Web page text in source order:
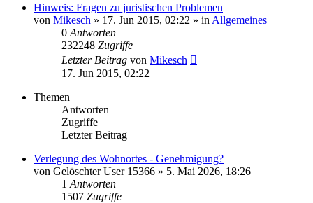
Hinweis: Fragen zu juristischen Problemen
von Mikesch » 17. Jun 2015, 02:22 » in Allgemeines
0 Antworten
232248 Zugriffe
Letzter Beitrag von Mikesch
17. Jun 2015, 02:22
Themen
Antworten
Zugriffe
Letzter Beitrag
Verlegung des Wohnortes - Genehmigung?
von Gelöschter User 15366 » 5. Mai 2026, 18:26
1 Antworten
1507 Zugriffe